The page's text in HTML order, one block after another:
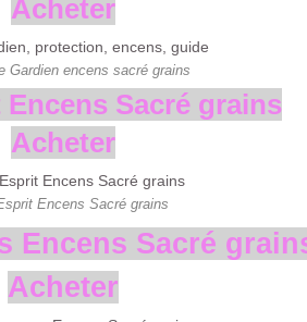
Acheter
Gardien encens sacré grains
Sacré grains
Acheter
Encens Sacré grains
Encens Sacré
Acheter